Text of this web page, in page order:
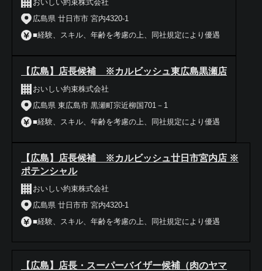
おいしい約束株式会社
広島県 廿日市市 宮内4320-1
■経験、スキル、年齢を考慮の上、同社規定により優遇
【広島】店長候補 ※カルビッシュ東広島黒瀬店
おいしい約束株式会社
広島県 東広島市 黒瀬町宗近柳国701－1
■経験、スキル、年齢を考慮の上、同社規定により優遇
【広島】店長候補 ※カルビッシュ廿日市宮内店 ※
ポテンシャル
おいしい約束株式会社
広島県 廿日市市 宮内4320-1
■経験、スキル、年齢を考慮の上、同社規定により優遇
【広島】店長・スーパーバイザー候補（肉のヤマ